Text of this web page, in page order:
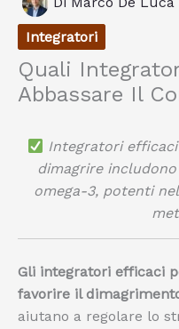
Integratori
Quali
Abbassare Il
Integratori
dimagrire includono
omega-3, potenti
Gli integratori efficaci
favorire il
aiutano a regolare lo